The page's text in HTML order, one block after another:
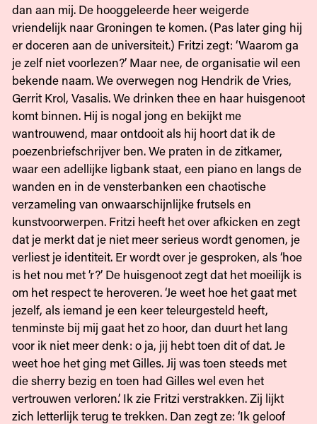
dan aan mij. De hooggeleerde heer weigerde
vriendelijk naar Groningen te komen. (Pas later ging hij
er doceren aan de universiteit.) Fritzi zegt: ‘Waarom ga
je zelf niet voorlezen?’ Maar nee, de organisatie wil een
bekende naam. We overwegen nog Hendrik de Vries,
Gerrit Krol, Vasalis. We drinken thee en haar huisgenoot
komt binnen. Hij is nogal jong en bekijkt me
wantrouwend, maar ontdooit als hij hoort dat ik de
poezenbriefschrijver ben. We praten in de zitkamer,
waar een adellijke ligbank staat, een piano en langs de
wanden en in de vensterbanken een chaotische
verzameling van onwaarschijnlijke frutsels en
kunstvoorwerpen. Fritzi heeft het over afkicken en zegt
dat je merkt dat je niet meer serieus wordt genomen, je
verliest je identiteit. Er wordt over je gesproken, als ‘hoe
is het nou met ’r?’ De huisgenoot zegt dat het moeilijk is
om het respect te heroveren. ‘Je weet hoe het gaat met
jezelf, als iemand je een keer teleurgesteld heeft,
tenminste bij mij gaat het zo hoor, dan duurt het lang
voor ik niet meer denk: o ja, jij hebt toen dit of dat. Je
weet hoe het ging met Gilles. Jij was toen steeds met
die sherry bezig en toen had Gilles wel even het
vertrouwen verloren.’ Ik zie Fritzi verstrakken. Zij lijkt
zich letterlijk terug te trekken. Dan zegt ze: ‘Ik geloof